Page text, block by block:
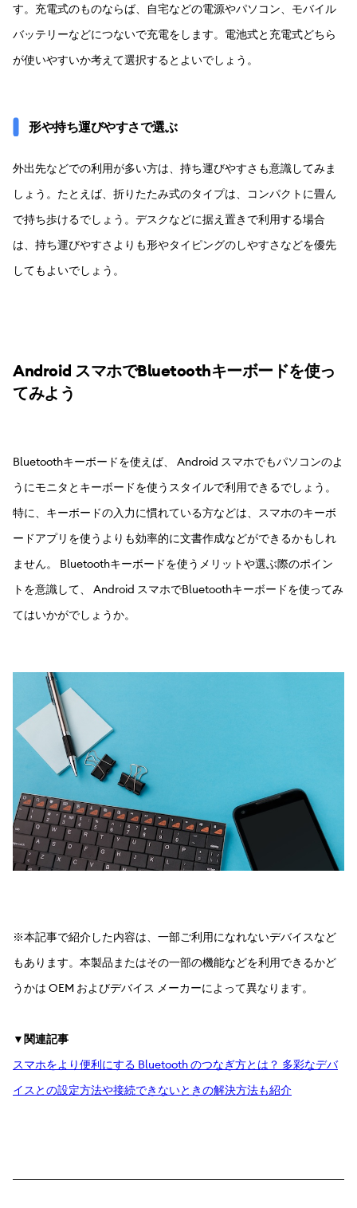
す。充電式のものならば、自宅などの電源やパソコン、モバイル
バッテリーなどにつないで充電をします。電池式と充電式どちら
が使いやすいか考えて選択するとよいでしょう。
形や持ち運びやすさで選ぶ
外出先などでの利用が多い方は、持ち運びやすさも意識してみま
しょう。たとえば、折りたたみ式のタイプは、コンパクトに畳ん
で持ち歩けるでしょう。デスクなどに据え置きで利用する場合
は、持ち運びやすさよりも形やタイピングのしやすさなどを優先
してもよいでしょう。
Android スマホでBluetoothキーボードを使っ
てみよう
Bluetoothキーボードを使えば、 Android スマホでもパソコンのよ
うにモニタとキーボードを使うスタイルで利用できるでしょう。
特に、キーボードの入力に慣れている方などは、スマホのキーボ
ードアプリを使うよりも効率的に文書作成などができるかもしれ
ません。 Bluetoothキーボードを使うメリットや選ぶ際のポイン
トを意識して、 Android スマホでBluetoothキーボードを使ってみ
てはいかがでしょうか。
※本記事で紹介した内容は、一部ご利用になれないデバイスなど
もあります。本製品またはその一部の機能などを利用できるかど
うかは OEM およびデバイス メーカーによって異なります。
▼関連記事
スマホをより便利にする Bluetooth のつなぎ方とは？ 多彩なデバ
イスとの設定方法や接続できないときの解決方法も紹介